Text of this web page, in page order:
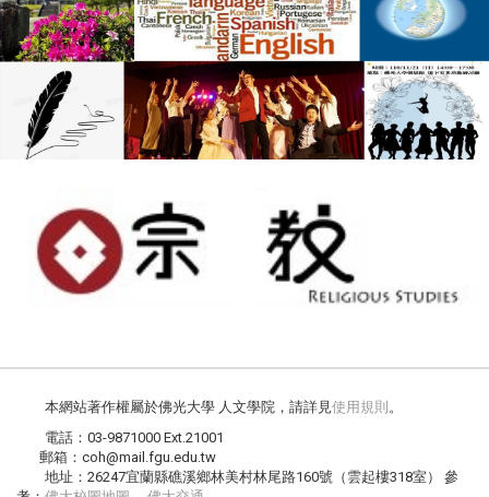
本網站著作權屬於佛光大學 人文學院，請詳見使用規則 。
電話：03-9871000 Ext.21001
郵箱：coh@mail.fgu.edu.tw
地址：26247宜蘭縣礁溪鄉林美村林尾路160號（雲起樓318室） 參